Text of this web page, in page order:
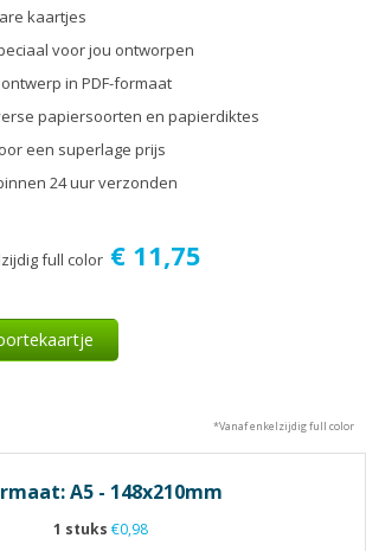
kaartjes
voor jou ontworpen
in PDF-formaat
papiersoorten en papierdiktes
een superlage prijs
24 uur verzonden
full color € 11,75
*Vanaf enkelzijdig full color
A5 - 148x210mm
1 stuks €0,98